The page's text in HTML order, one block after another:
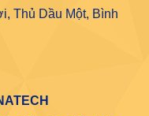
Thủ Dầu Một, Bình